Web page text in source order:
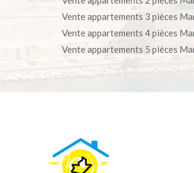
Vente appartements 3 pièces
Vente appartements 4 pièces
Vente appartements 5 pièces